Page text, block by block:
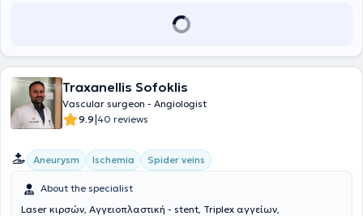
of his specialization, he participated in research programs in the
field of Angiogenesis and the treatment of deep Venous
of Athens.Traxanellis Sofoklis
Vascular surgeon - Angiologist
9.9|40 reviews
Aneurysm Ischemia Spider veins
About the specialist
Laser κιρσών, Αγγειοπλαστική - stent, Triplex αγγείων,